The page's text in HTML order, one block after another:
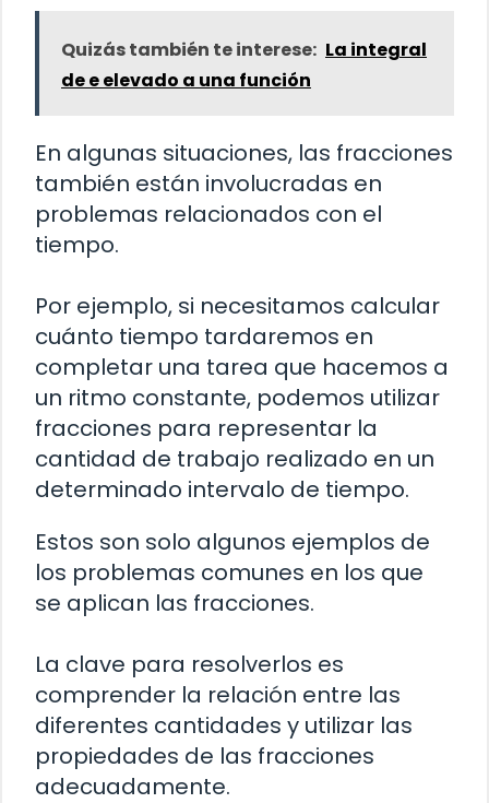
Quizás también te interese: La integral
de e elevado a una función
En algunas situaciones, las fracciones
también están involucradas en
problemas relacionados con el
tiempo.
Por ejemplo, si necesitamos calcular
cuánto tiempo tardaremos en
completar una tarea que hacemos a
un ritmo constante, podemos utilizar
fracciones para representar la
cantidad de trabajo realizado en un
determinado intervalo de tiempo.
Estos son solo algunos ejemplos de
los problemas comunes en los que
se aplican las fracciones.
La clave para resolverlos es
comprender la relación entre las
diferentes cantidades y utilizar las
propiedades de las fracciones
adecuadamente.